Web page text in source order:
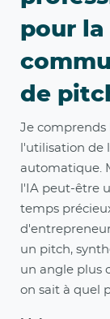
pour
de
Je comprends
l'utilisation de
automatique.
l'IA peut-être
temps
un pitch,
un angle plus
on sait à quel